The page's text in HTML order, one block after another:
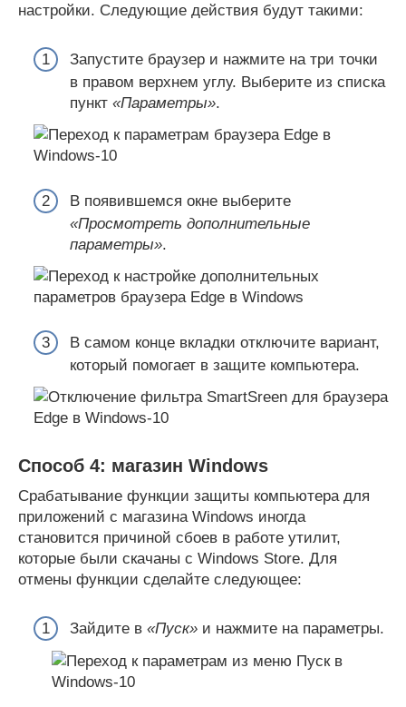
настройки. Следующие действия будут такими:
Запустите браузер и нажмите на три точки
в правом верхнем углу. Выберите из списка
пункт «Параметры».
В появившемся окне выберите
«Просмотреть дополнительные
параметры».
В самом конце вкладки отключите вариант,
который помогает в защите компьютера.
Способ 4: магазин Windows
Срабатывание функции защиты компьютера для
приложений с магазина Windows иногда
становится причиной сбоев в работе утилит,
которые были скачаны с Windows Store. Для
отмены функции сделайте следующее:
Зайдите в «Пуск» и нажмите на параметры.